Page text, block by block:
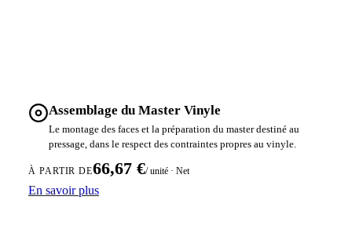
Assemblage du Master Vinyle
Le montage des faces et la préparation du master destiné au
pressage, dans le respect des contraintes propres au vinyle.
À PARTIR DE66,67 €/ unité · Net
En savoir plus